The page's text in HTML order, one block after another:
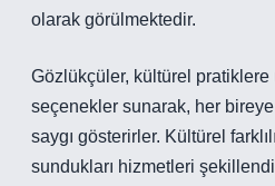
olarak görülmektedir.
Gözlükçüler, kültürel pratiklere
seçenekler sunarak, her bireye
saygı gösterirler. Kültürel
sundukları hizmetleri